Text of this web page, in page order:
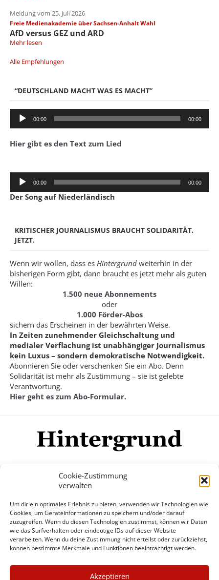
Cookie-Zustimmung
verwalten
Um dir ein optimales Erlebnis zu bieten, verwenden wir Technologien wie
Cookies, um Geräteinformationen zu speichern und/oder darauf
zuzugreifen. Wenn du diesen Technologien zustimmst, können wir Daten
wie das Surfverhalten oder eindeutige IDs auf dieser Website
verarbeiten. Wenn du deine Zustimmung nicht erteilst oder zurückziehst,
können bestimmte Merkmale und Funktionen beeinträchtigt werden.
Akzeptieren
Meldung vom 25. Juli 2026
Freie Medienakademie über Sachsen-Anhalt Wahl
AfD versus GEZ und ARD
Mehr lesen
Alle Empfehlungen
“DEUTSCHLAND MACHT WAS ES MACHT”
Audio-
Player
00:00 00:00
Hier gibt es den Text zum Lied
Audio-
Player
00:00 00:00
Der Song auf Niederländisch
KRITISCHER JOURNALISMUS BRAUCHT SOLIDARITÄT.
JETZT.
Wenn wir wollen, dass es Hintergrund weiterhin in der
bisherigen Form gibt, dann braucht es jetzt mehr als guten
Willen:
1.500 neue Abonnements
oder
1.000 Förder-Abos
sichern das Erscheinen in der bewährten Weise.
In Zeiten zunehmender Gleichschaltung und
medialer Verflachung ist unabhängiger Journalismus
kein Luxus – sondern demokratische Notwendigkeit.
Abonnieren Sie oder verschenken Sie ein Abo. Denn
Solidarität ist mehr als Zustimmung – sie ist gelebte
Verantwortung.
Hier geht es zum Abo-Formular.
Mehr
© Copyright Hintergrund.de, 2015 - 2026
Zum Newsletter jetzt kostenlos
anmelden
×